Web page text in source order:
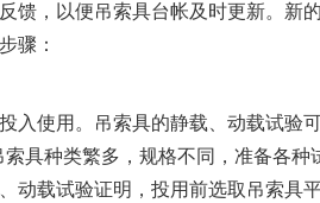
馈，以便吊索具台帐及时更新。新
骤：
入使用。吊索具的静载、动载试验
具种类繁多，规格不同，准备各种
动载试验证明，投用前选取吊索具